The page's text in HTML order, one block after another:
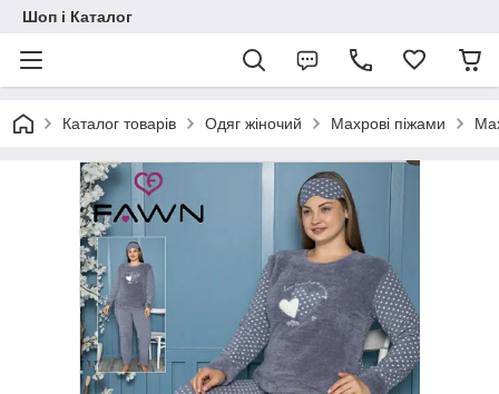
Шоп і Каталог
Каталог товарів Одяг жіночий Махрові піжами